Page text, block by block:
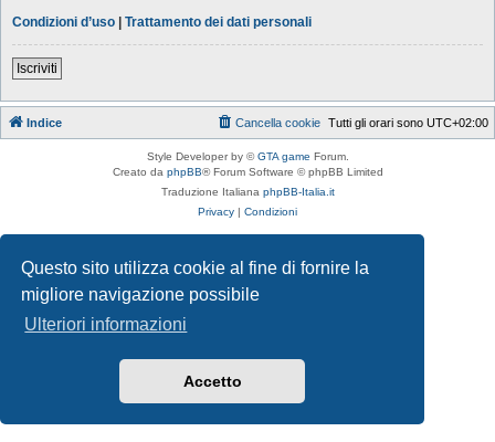
Questo sito utilizza cookie al fine di fornire la
migliore navigazione possibile
Ulteriori informazioni
Accetto
Condizioni d’uso | Trattamento dei dati personali
Iscriviti
Indice Tutti gli orari sono UTC+02:00
Cancella cookie
Style Developer by ©GTA game Forum.
Creato da phpBB® Forum Software © phpBB Limited
Traduzione Italiana phpBB-Italia.it
Privacy | Condizioni